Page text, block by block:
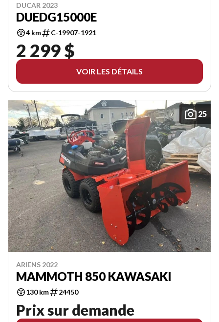
DUCAR 2023
DUEDG15000E
4 km C-19907-1921
2 299 $
VOIR LES DÉTAILS
25
ARIENS 2022
MAMMOTH 850 KAWASAKI
130 km 24450
Prix sur demande